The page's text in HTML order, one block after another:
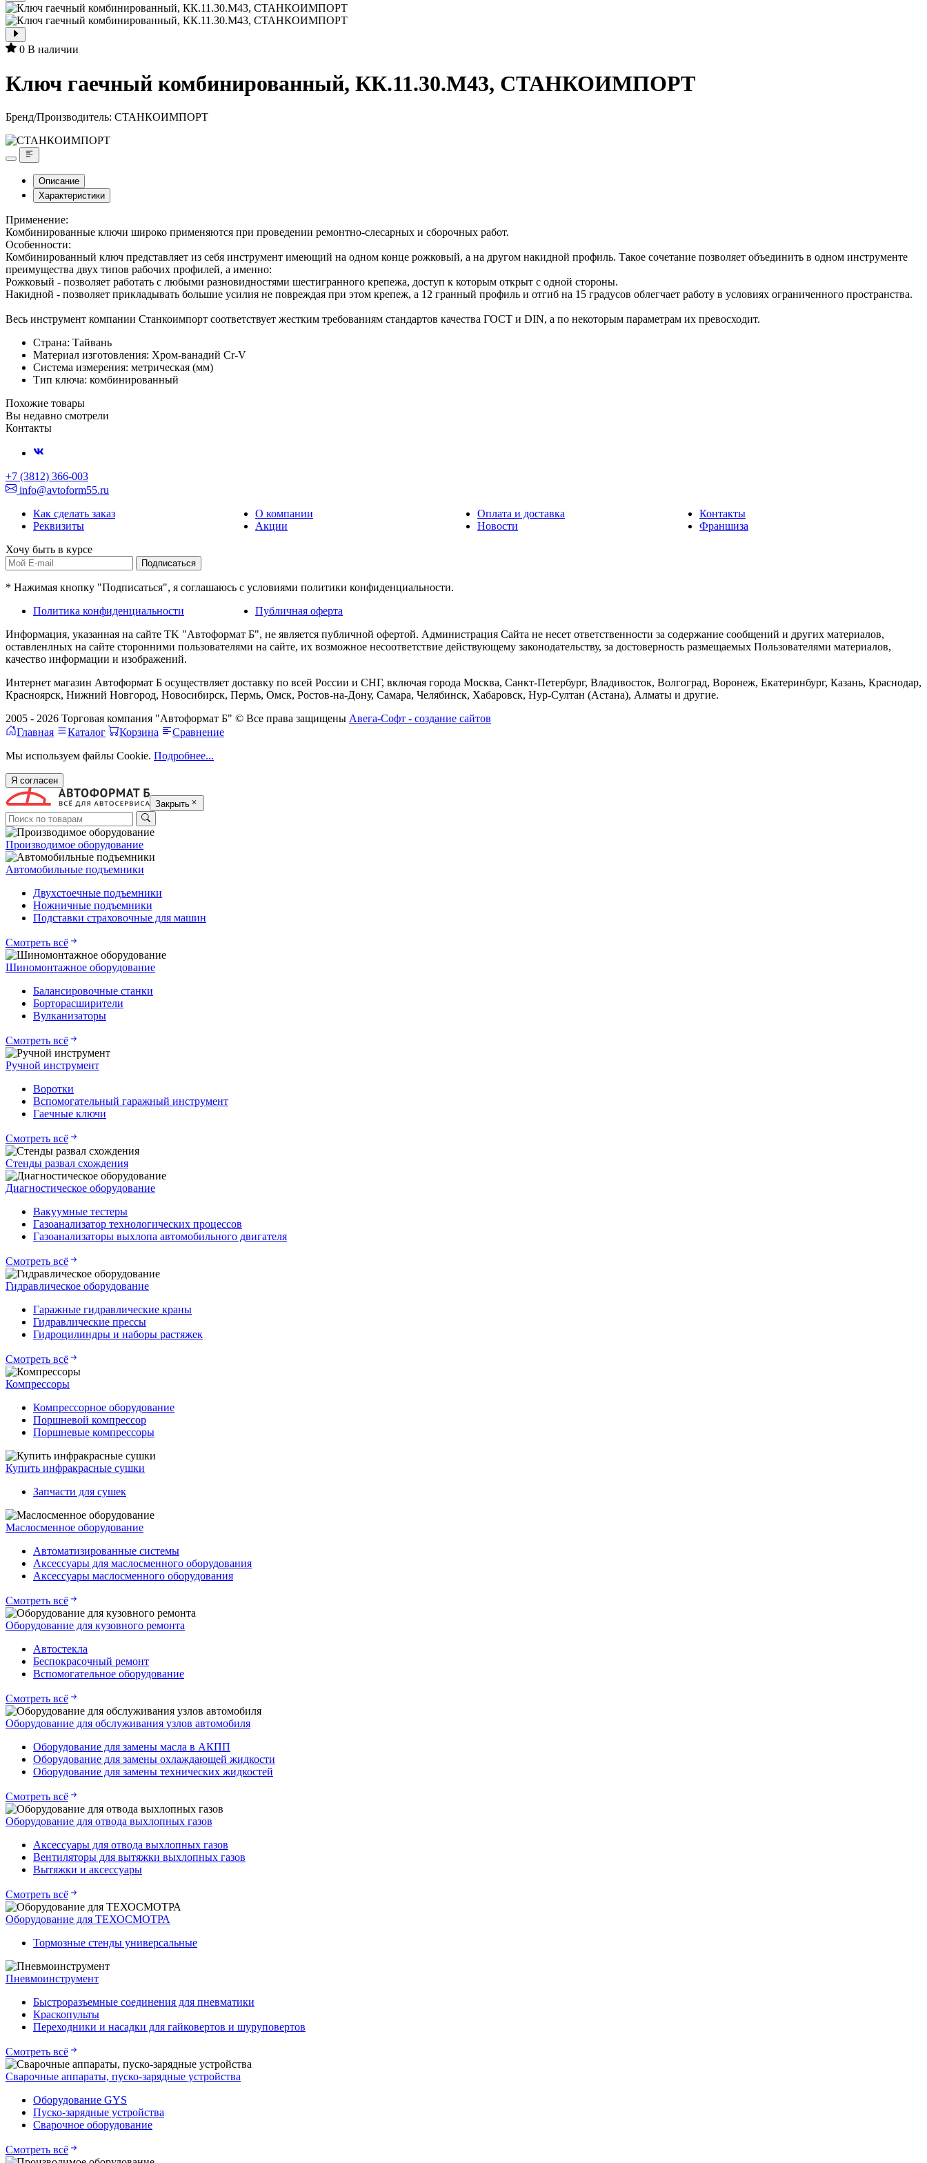
0 В наличии
Ключ гаечный комбинированный, КК.11.30.М43, СТАНКОИМПОРТ
Бренд/Производитель: СТАНКОИМПОРТ
Описание
Характеристики
Применение:
Комбинированные ключи широко применяются при проведении ремонтно-слесарных и сборочных работ.
Особенности:
Комбинированный ключ представляет из себя инструмент имеющий на одном конце рожковый, а на другом накидной профиль. Такое сочетание позволяет объединить в одном инструменте
преимущества двух типов рабочих профилей, а именно:
Рожковый - позволяет работать с любыми разновидностями шестигранного крепежа, доступ к которым открыт с одной стороны.
Накидной - позволяет прикладывать большие усилия не повреждая при этом крепеж, а 12 гранный профиль и отгиб на 15 градусов облегчает работу в условиях ограниченного пространства.
Весь инструмент компании Станкоимпорт соответствует жестким требованиям стандартов качества ГОСТ и DIN, а по некоторым параметрам их превосходит.
Страна: Тайвань
Материал изготовления: Хром-ванадий Cr-V
Система измерения: метрическая (мм)
Тип ключа: комбинированный
Похожие товары
Вы недавно смотрели
Контакты
+7 (3812) 366-003
info@avtoform55.ru
Как сделать заказ
О компании Оплата и доставка
Контакты
Реквизиты
Акции Новости
Франшиза
Хочу быть в курсе
Подписаться
* Нажимая кнопку "Подписаться", я соглашаюсь с условиями политики конфиденциальности.
Политика конфиденциальности
Публичная оферта
Информация, указанная на сайте TK "Автоформат Б", не является публичной офертой. Администрация Сайта не несет ответственности за содержание сообщений и других материалов,
оставленлных на сайте сторонними пользователями на сайте, их возможное несоответствие действующему законодательству, за достоверность размещаемых Пользователями материалов,
качество информации и изображений.
Интернет магазин Автоформат Б осуществляет доставку по всей России и СНГ, включая города Москва, Санкт-Петербург, Владивосток, Волгоград, Воронеж, Екатеринбург, Казань, Краснодар,
Красноярск, Нижний Новгород, Новосибирск, Пермь, Омск, Ростов-на-Дону, Самара, Челябинск, Хабаровск, Нур-Султан (Астана), Алматы и другие.
2005 - 2026 Торговая компания "Автоформат Б" © Все права защищены Авега-Софт - создание сайтов
Главная
Каталог Корзина
Сравнение
Мы используем файлы Cookie. Подробнее...
Я согласен
Закрыть
Производимое оборудование
Автомобильные подъемники
Двухстоечные подъемники
Ножничные подъемники
Подставки страховочные для машин
Смотреть всё
Шиномонтажное оборудование
Балансировочные станки
Борторасширители
Вулканизаторы
Смотреть всё
Ручной инструмент
Воротки
Вспомогательный гаражный инструмент
Гаечные ключи
Смотреть всё
Стенды развал схождения
Диагностическое оборудование
Вакуумные тестеры
Газоанализатор технологических процессов
Газоанализаторы выхлопа автомобильного двигателя
Смотреть всё
Гидравлическое оборудование
Гаражные гидравлические краны
Гидравлические прессы
Гидроцилиндры и наборы растяжек
Смотреть всё
Компрессоры
Компрессорное оборудование
Поршневой компрессор
Поршневые компрессоры
Купить инфракрасные сушки
Запчасти для сушек
Маслосменное оборудование
Автоматизированные системы
Аксессуары для маслосменного оборудования
Аксессуары маслосменного оборудования
Смотреть всё
Оборудование для кузовного ремонта
Автостекла
Беспокрасочный ремонт
Вспомогательное оборудование
Смотреть всё
Оборудование для обслуживания узлов автомобиля
Оборудование для замены масла в АКПП
Оборудование для замены охлаждающей жидкости
Оборудование для замены технических жидкостей
Смотреть всё
Оборудование для отвода выхлопных газов
Аксессуары для отвода выхлопных газов
Вентиляторы для вытяжки выхлопных газов
Вытяжки и аксессуары
Смотреть всё
Оборудование для ТЕХОСМОТРА
Тормозные стенды универсальные
Пневмоинструмент
Быстроразъемные соединения для пневматики
Краскопульты
Переходники и насадки для гайковертов и шуруповертов
Смотреть всё
Сварочные аппараты, пуско-зарядные устройства
Оборудование GYS
Пуско-зарядные устройства
Сварочное оборудование
Смотреть всё